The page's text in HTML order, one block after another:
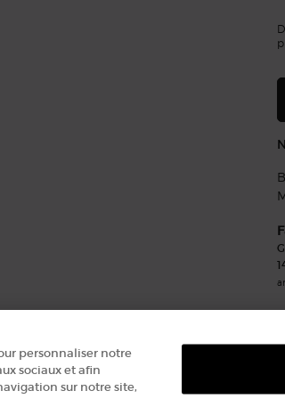
personnaliser notre
sociaux et afin
sur notre site,